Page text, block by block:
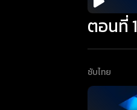
ตอนที่ 1
ซับไทย